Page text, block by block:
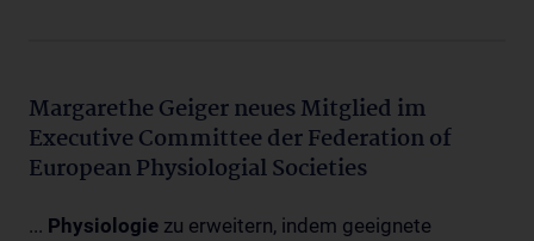
Margarethe Geiger neues Mitglied im
Executive Committee der Federation of
European Physiologial Societies
... Physiologie zu erweitern, indem geeignete